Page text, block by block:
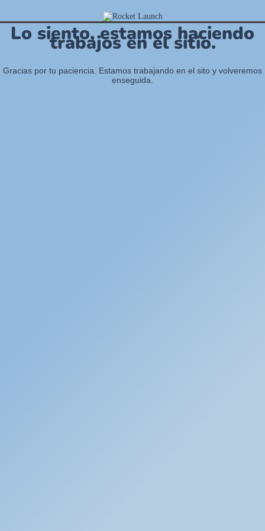
Lo siento, estamos haciendo
trabajos en el sitio.
Gracias por tu paciencia. Estamos trabajando en el sito y volveremos
enseguida.